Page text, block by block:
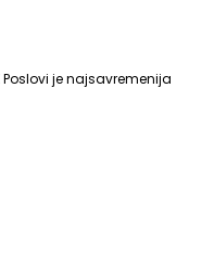
je najsavremenija